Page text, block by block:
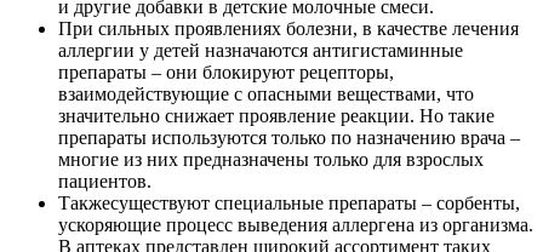
и другие добавки в детские молочные смеси.
При сильных проявлениях болезни, в качестве лечения
аллергии у детей назначаются антигистаминные
препараты – они блокируют рецепторы,
взаимодействующие с опасными веществами, что
значительно снижает проявление реакции. Но такие
препараты используются только по назначению врача –
многие из них предназначены только для взрослых
пациентов.
Такжесуществуют специальные препараты – сорбенты,
ускоряющие процесс выведения аллергена из организма.
В аптеках представлен широкий ассортимент таких